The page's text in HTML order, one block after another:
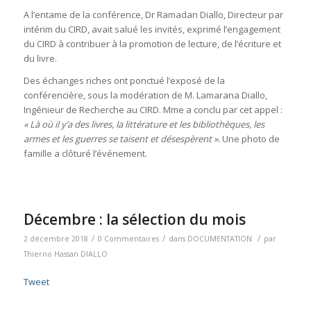
A l’entame de la conférence, Dr Ramadan Diallo, Directeur par
intérim du CIRD, avait salué les invités, exprimé l’engagement
du CIRD à contribuer à la promotion de lecture, de l’écriture et
du livre.
Des échanges riches ont ponctué l’exposé de la
conférencière, sous la modération de M. Lamarana Diallo,
Ingénieur de Recherche au CIRD. Mme a conclu par cet appel :
«Là où il y’a des livres, la littérature et les bibliothèques, les
armes et les guerres se taisent et désespèrent ».Une photo de
famille a clôturé l’événement.
Décembre : la sélection du mois
2 décembre 2018 / 0 Commentaires / dans DOCUMENTATION / par
Thierno Hassan DIALLO
Tweet